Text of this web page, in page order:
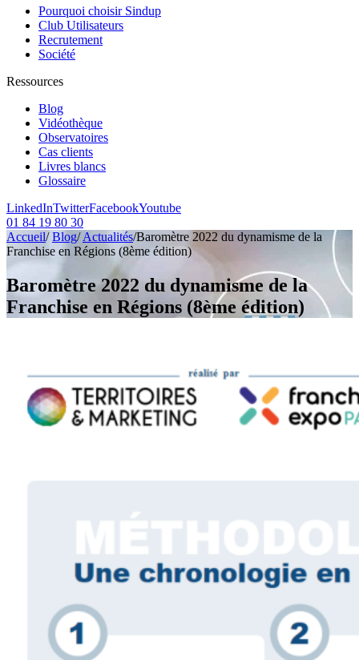
Pourquoi choisir Sindup
Club Utilisateurs
Recrutement
Société
Ressources
Blog
Vidéothèque
Observatoires
Cas clients
Livres blancs
Glossaire
LinkedInTwitterFacebookYoutube
01 84 19 80 30
Accueil/ Blog/ Actualités/Baromètre 2022 du dynamisme de la
Franchise en Régions (8ème édition)
Baromètre 2022 du dynamisme de la
Franchise en Régions (8ème édition)